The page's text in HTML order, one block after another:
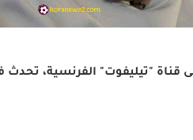
قناة "تيليفوت" الفرنسية،